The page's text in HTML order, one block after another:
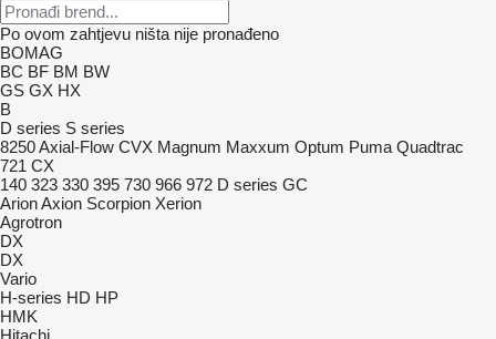
Po ovom zahtjevu ništa nije pronađeno
BOMAG
BC BF BM BW
GS GX HX
B
D series S series
8250Axial-Flow CVX Magnum Maxxum Optum Puma Quadtrac
721 CX
140 323 330 395 730 966 972 D series GC
ArionAxion Scorpion Xerion
Agrotron
DX
DX
Vario
H-series HD HP
HMK
Hitachi